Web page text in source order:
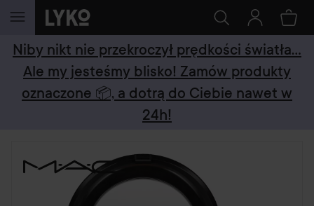
PRZEJDŹ DO TREŚCI
Niby nikt nie przekroczył prędkości światła...
Ale my jesteśmy blisko! Zamów produkty
oznaczone 📦, a dotrą do Ciebie nawet w
24h!
POMIŃ SEKCJĘ